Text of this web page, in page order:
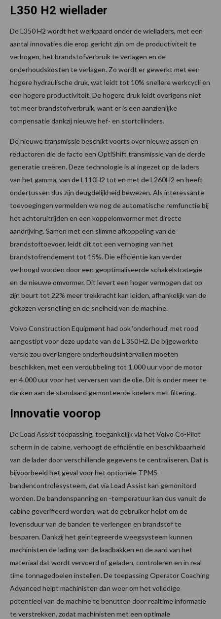
L350 H2 wiellader
De L350 H2 wordt het werkpaard onder de wielladers, met een
aantal innovaties die erop gericht zijn om de productiviteit te
verhogen, het brandstofverbruik te verlagen en de
onderhoudskosten te verlagen. Zo wordt er gewerkt met een
hogere hydraulische druk, wat leidt tot 10% snellere werkcycli en
een hogere productiviteit. De hogere druk leidt overigens niet
tot meer brandstofverbruik, want er is een aanzienlijke
compensatie dankzij nieuwe hef- en stortcilinders.
De nieuwe transmissie beschikt voorts over nieuwe assen en
reductoren die de facto een OptiShift transmissie van de derde
generatie creëren. Deze technologie is al ingezet op de laders
van het gamma, van de L110H2 tot en met de L260H2 en heeft
ondertussen dus zijn deugdelijkheid bewezen. Als interessante
toevoegingen vermelden we nog de automatische remfunctie bij
het achteruitrijden en een koppelomvormer met directe
aandrijving. Samen met een slimme afkoppeling van de
brandstoftoevoer, leidt dit tot een verhoging van het
brandstofrendement tot 15%. Die efficiëntie kan verder
verhoogd worden door een geoptimaliseerde schakelstrategie
en de nieuwe omvormer. Dit levert een hoger vermogen dat op
zijn beurt tot 22% meer trekkracht kan leiden, afhankelijk van de
gekozen versnelling en de snelheid van de machine.
Volvo Construction Equipment had ook ‘onderhoud’ met rood
aangestipt voor deze update van de L 350 H2. De bijgewerkte
versie zou over langere onderhoudsintervallen moeten
beschikken, met een verdubbeling tot 1.000 uur voor de motor
en 4.000 uur voor het verversen van de olie. Dit is onder meer te
danken aan de standaard gemonteerde koelers met filtering.
Innovatie voorop
De Load Assist toepassing, toegankelijk via het Volvo Co-Pilot
scherm in de cabine, verhoogt de efficiëntie en beschikbaarheid
van de lader door verschillende gegevens te centraliseren. Dat is
bijvoorbeeld het geval voor het optionele TPMS-
bandencontrolesysteem, dat via Load Assist kan gemonitord
worden. De bandenspanning en -temperatuur kan dus vanuit de
cabine geverifieerd worden, wat de gebruiker helpt om de
levensduur van de banden te verlengen en brandstof te
besparen. Dankzij het geïntegreerde weegsysteem kunnen
machinisten de lading van de laadbakken en de aard van het
materiaal dat wordt vervoerd of geladen, controleren en in real
time tonnagedoelen instellen. De toepassing Operator Coaching
Advanced helpt machinisten dan weer om het volledige
potentieel van de machine te benutten door realtime informatie
te verstrekken, zodat machinisten met een optimale